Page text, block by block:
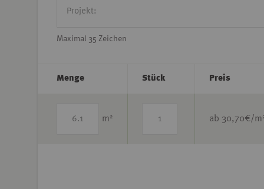
Maximal 35 Zeichen
Menge
m 2
Stück Preis
ab 30,70€/m